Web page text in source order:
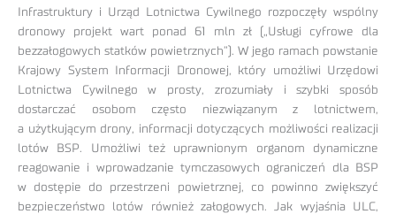
Infrastruktury i Urząd Lotnictwa Cywilnego rozpoczęły wspólny
dronowy projekt wart ponad 61 mln zł („Usługi cyfrowe dla
bezzałogowych statków powietrznych”). W jego ramach powstanie
Krajowy System Informacji Dronowej, który umożliwi Urzędowi
Lotnictwa Cywilnego w prosty, zrozumiały i szybki sposób
dostarczać osobom często niezwiązanym z lotnictwem,
a użytkującym drony, informacji dotyczących możliwości realizacji
lotów BSP. Umożliwi też uprawnionym organom dynamiczne
reagowanie i wprowadzanie tymczasowych ograniczeń dla BSP
w dostępie do przestrzeni powietrznej, co powinno zwiększyć
bezpieczeństwo lotów również załogowych. Jak wyjaśnia ULC,